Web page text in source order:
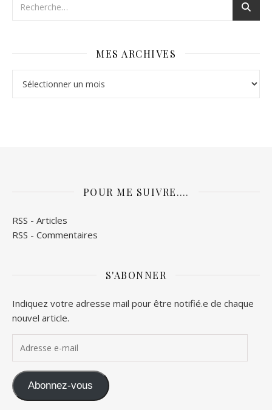
MES ARCHIVES
POUR ME SUIVRE….
RSS - Articles
RSS - Commentaires
S'ABONNER
Indiquez votre adresse mail pour être notifié.e de chaque
nouvel article.
Abonnez-vous